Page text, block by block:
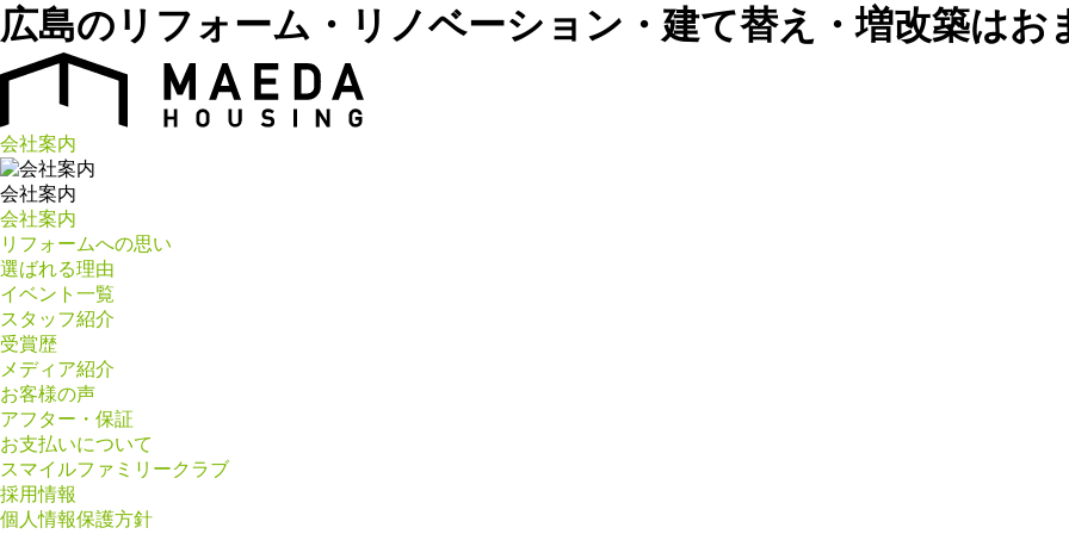
広島のリフォーム・リノベーション・建て替え・増改築はお
会社案内
会社案内
会社案内
リフォームへの思い
選ばれる理由
イベント一覧
スタッフ紹介
受賞歴
メディア紹介
お客様の声
アフター・保証
お支払いについて
スマイルファミリークラブ
採用情報
個人情報保護方針